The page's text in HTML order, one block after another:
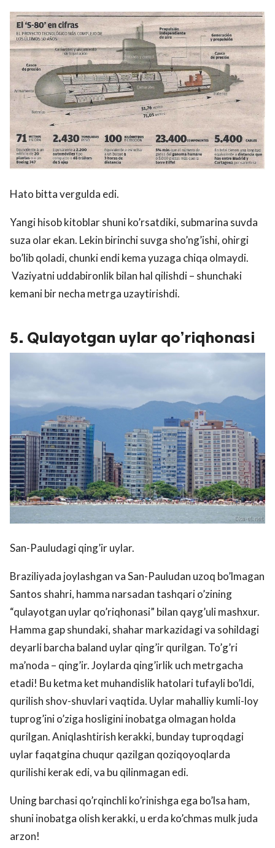
Hato bitta vergulda edi.
Yangi hisob kitoblar shuni ko’rsatdiki, submarina suvda
suza olar ekan. Lekin birinchi suvga sho’ng’ishi, ohirgi
bo’lib qoladi, chunki endi kema yuzaga chiqa olmaydi.
Vaziyatni uddabironlik bilan hal qilishdi – shunchaki
kemani bir necha metrga uzaytirishdi.
5. Qulayotgan uylar qo’riqhonasi
San-Pauludagi qing’ir uylar.
Braziliyada joylashgan va San-Pauludan uzoq bo’lmagan
Santos shahri, hamma narsadan tashqari o’zining
“qulayotgan uylar qo’riqhonasi” bilan qayg’uli mashxur.
Hamma gap shundaki, shahar markazidagi va sohildagi
deyarli barcha baland uylar qing’ir qurilgan. To’g’ri
ma’noda – qing’ir. Joylarda qing’irlik uch metrgacha
etadi! Bu ketma ket muhandislik hatolari tufayli bo’ldi,
qurilish shov-shuvlari vaqtida. Uylar mahalliy kumli-loy
tuprog’ini o’ziga hosligini inobatga olmagan holda
qurilgan. Aniqlashtirish kerakki, bunday tuproqdagi
uylar faqatgina chuqur qazilgan qoziqoyoqlarda
qurilishi kerak edi, va bu qilinmagan edi.
Uning barchasi qo’rqinchli ko’rinishga ega bo’lsa ham,
shuni inobatga olish kerakki, u erda ko’chmas mulk juda
arzon!